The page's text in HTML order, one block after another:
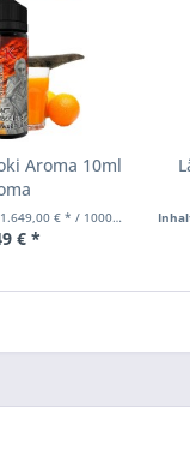
Aroma 10ml
€ * / 1000 Milliliter)
€ *